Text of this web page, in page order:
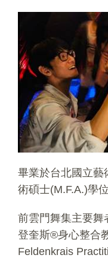
畢業於台北國立藝
術碩士(M.F.A.)學位
前雲門舞集主要舞
登奎斯®身心整合
Feldenkrais